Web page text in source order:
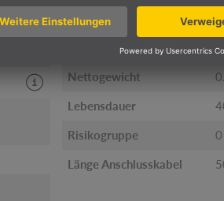
Umgebungstemperatur
Energieeffizienzklasse
Nettogewicht
Lebensdauer
Risikogruppe 0
Länge Anschlusskabel